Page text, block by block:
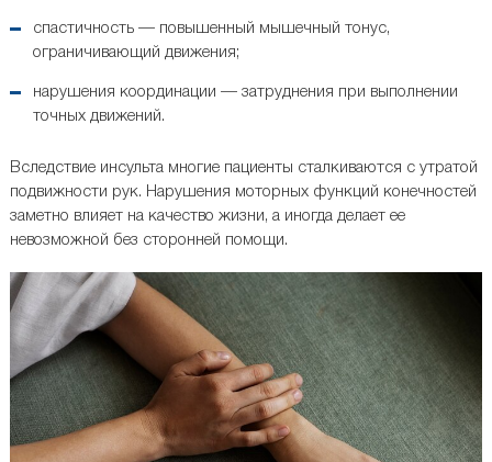
спастичность — повышенный мышечный тонус,
ограничивающий движения;
нарушения координации — затруднения при выполнении
точных движений.
Вследствие инсульта многие пациенты сталкиваются с утратой
подвижности рук. Нарушения моторных функций конечностей
заметно влияет на качество жизни, а иногда делает ее
невозможной без сторонней помощи.